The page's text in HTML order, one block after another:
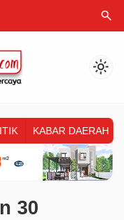
search
light_mode
KABAR DAERAH
30